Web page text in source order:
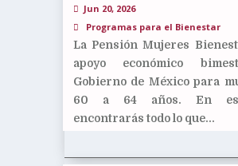
Jun 20, 2026
Programas para el Bienestar
La Pensión Mujeres
apoyo económico
Gobierno de México para
60 a 64 años. En
encontrarás todo lo que...